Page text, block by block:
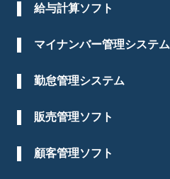
給与計算ソフト
マイナンバー管理システム
勤怠管理システム
販売管理ソフト
顧客管理ソフト